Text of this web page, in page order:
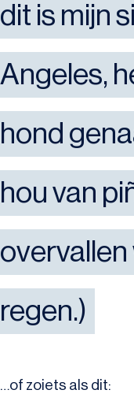
dit is mijn
Angeles,
hond
hou van
regen.)
…of zoiets als dit: